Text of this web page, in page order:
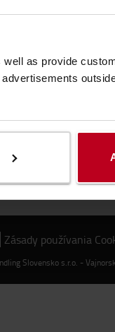
as provide
nízkozdvižný vozík
Zásady používania
Slovensko s.r.o. -